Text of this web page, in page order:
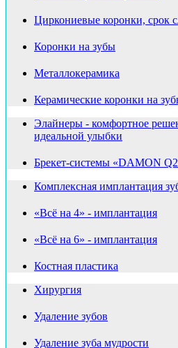
Циркониевые коронки, срок
Коронки на зубы
Металлокерамика
Керамические коронки на
Элайнеры - комфортное
идеальной улыбки
Брекет-системы «DAMON
Комплексная имплантация
«Всё на 4» - имплантация
«Всё на 6» - имплантация
Костная пластика
Хирургия
Удаление зубов
Удаление зуба мудрости